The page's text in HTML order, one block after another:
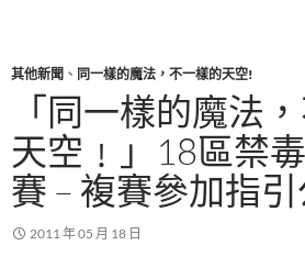
其他新聞 、 同一樣的魔法，不一樣的天空!
「同一樣的魔法
天空﹗」18區禁
賽 – 複賽參加指
2011 年 05 月 18 日